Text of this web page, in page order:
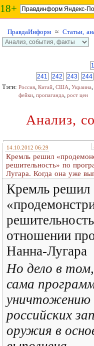
18+
ПравдаИнформ ≈ Статьи,
1
241
242 243 244
Тэги: Россия, Китай, США, Украина,
фейки, пропаганда, рост цен
Анализ,
14.10.2012 06:29
Кремль решил
решительность» по
Лугара. Когда она уже
Кремль решил
отношении
Нанна-Лугара
Но дело в
сама
уничтожению
российских
оружия в